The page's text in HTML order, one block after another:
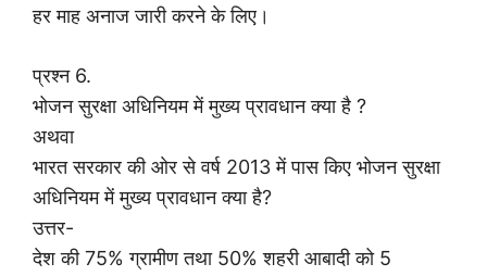
हर माह अनाज जारी करने के लिए।
प्रश्न 6.
भोजन सुरक्षा अधिनियम में मुख्य प्रावधान क्या है ?
अथवा
भारत सरकार की ओर से वर्ष 2013 में पास किए भोजन सुरक्षा
अधिनियम में मुख्य प्रावधान क्या है?
उत्तर-
देश की 75% ग्रामीण तथा 50% शहरी आबादी को 5